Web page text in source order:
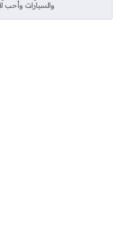
والسيارات وأحب